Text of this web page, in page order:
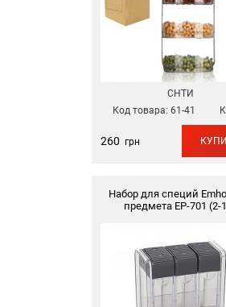
СНТИ
Код товара: 61-41
260 грн
Набор для специй
предмета ЕР-701 (2-